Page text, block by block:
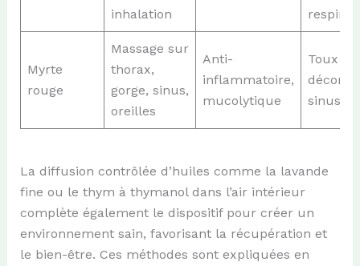
inhalation
Myrte
rouge
Massage sur
thorax,
gorge, sinus,
oreilles
Anti-
inflammatoire,
mucolytique
Toux
sinusale
La diffusion contrôlée d’huiles comme la lavande
fine ou le thym à thymanol dans l’air intérieur
complète également le dispositif pour créer un
environnement sain, favorisant la récupération et
le bien-être. Ces méthodes sont expliquées en